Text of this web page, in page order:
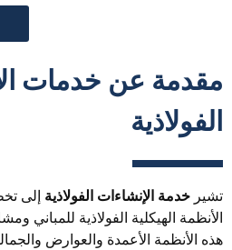
مقدمة عن خدمات
الفولاذية
تشير خدمة الإنشاءات الفولاذية إلى
الأنظمة الهيكلية الفولاذية للمباني
هذه الأنظمة الأعمدة والعوارض